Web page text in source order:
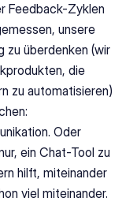
Feedback-Zyklen
unsere
zu überdenken (wir
die
zu automatisieren)
Oder
ein Chat-Tool zu
hilft, miteinander
viel miteinander.